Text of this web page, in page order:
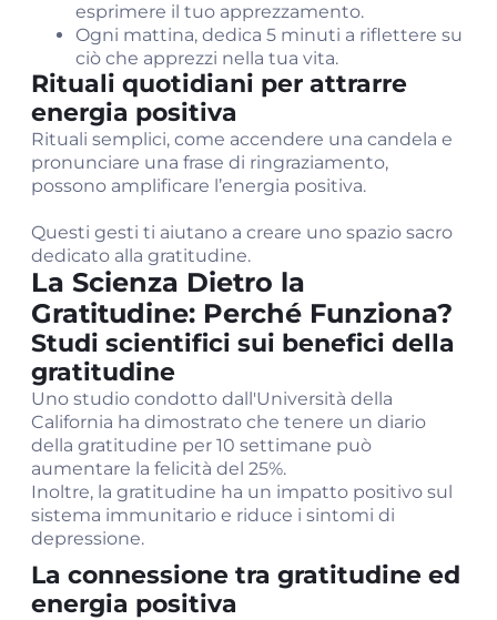
esprimere il tuo apprezzamento.
Ogni mattina, dedica 5 minuti a riflettere su
ciò che apprezzi nella tua vita.
Rituali quotidiani per attrarre
energia positiva
Rituali semplici, come accendere una candela e
pronunciare una frase di ringraziamento,
possono amplificare l’energia positiva.
Questi gesti ti aiutano a creare uno spazio sacro
dedicato alla gratitudine.
La Scienza Dietro la
Gratitudine: Perché Funziona?
Studi scientifici sui benefici della
gratitudine
Uno studio condotto dall'Università della
California ha dimostrato che tenere un diario
della gratitudine per 10 settimane può
aumentare la felicità del 25%.
Inoltre, la gratitudine ha un impatto positivo sul
sistema immunitario e riduce i sintomi di
depressione.
La connessione tra gratitudine ed
energia positiva